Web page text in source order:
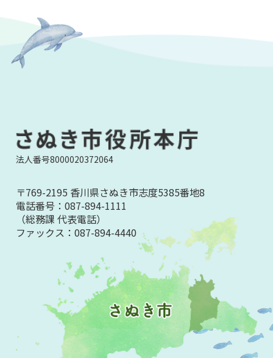
法人番号8000020372064
〒769-2195 香川県さぬき市志度5385番地8
電話番号：087-894-1111
（総務課 代表電話）
ファックス：087-894-4440